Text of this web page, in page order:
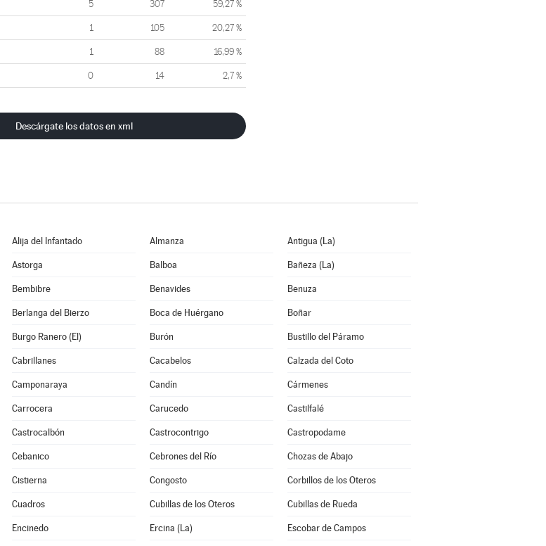
5 307 59,27 %
1 105 20,27 %
1 88 16,99 %
0 14 2,7 %
Descárgate los datos en xml
Alija del Infantado Almanza Antigua (La)
Astorga Balboa Bañeza (La)
Bembibre Benavides Benuza
Berlanga del Bierzo Boca de Huérgano Boñar
Burgo Ranero (El) Burón Bustillo del Páramo
Cabrillanes Cacabelos Calzada del Coto
Camponaraya Candín Cármenes
Carrocera Carucedo Castilfalé
Castrocalbón Castrocontrigo Castropodame
Cebanico Cebrones del Río Chozas de Abajo
Cistierna Congosto Corbillos de los Oteros
Cuadros Cubillas de los Oteros Cubillas de Rueda
Encinedo Ercina (La) Escobar de Campos